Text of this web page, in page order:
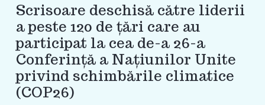
Scrisoare deschisă către liderii
a peste 120 de țări care au
participat la cea de-a 26-a
Conferință a Națiunilor Unite
privind schimbările climatice
(COP26)